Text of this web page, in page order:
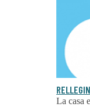
La casa